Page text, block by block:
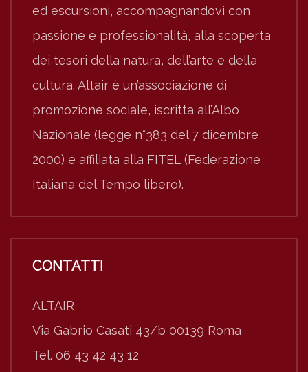
ed escursioni, accompagnandovi con
passione e professionalità, alla scoperta
dei tesori della natura, dell’arte e della
cultura. Altair è un’associazione di
promozione sociale, iscritta all’Albo
Nazionale (legge n°383 del 7 dicembre
2000) e affiliata alla FITEL (Federazione
Italiana del Tempo libero).
CONTATTI
ALTAIR
Via Gabrio Casati 43/b 00139 Roma
Tel. 06 43 42 43 12